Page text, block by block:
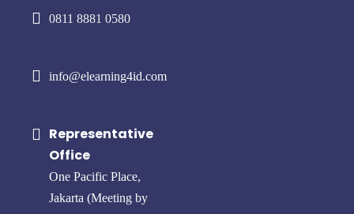
0811 8881 0580
info@elearning4id.com
Representative
Office
One Pacific Place,
Jakarta (Meeting by